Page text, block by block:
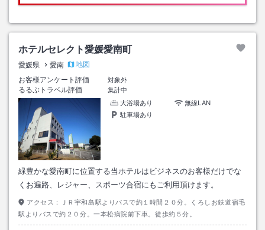
ホテルセレクト愛媛愛南町
愛媛県 愛南
地図
お客様アンケート評価
対象外
るるぶトラベル評価
集計中
大浴場あり
無線LAN
駐車場あり
緑豊かな愛南町に位置する当ホテルはビジネスのお客様だけでな
くお遍路、レジャー、スポーツ合宿にもご利用頂けます。
アクセス：
ＪＲ宇和島駅よりバスで約１時間２０分。くろしお鉄道宿毛
駅よりバスで約２０分。一本松病院前下車。徒歩約５分。